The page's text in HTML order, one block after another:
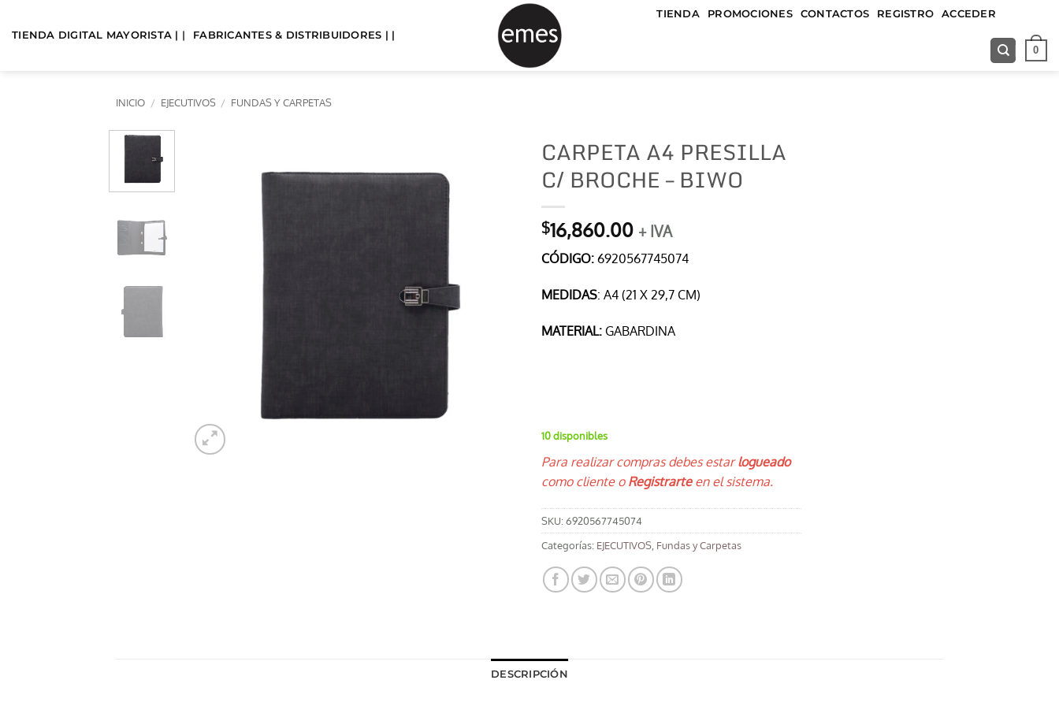
TIENDA DIGITAL MAYORISTA | | FABRICANTES & DISTRIBUIDORES | |
TIENDA PROMOCIONES CONTACTOS REGISTRO ACCEDER
0
INICIO / EJECUTIVOS / FUNDAS Y CARPETAS
CARPETA A4 PRESILLA
C/ BROCHE – BIWO
$16,860.00 + IVA
CÓDIGO: 6920567745074
MEDIDAS: A4 (21 X 29,7 CM)
MATERIAL: GABARDINA
10 disponibles
Para realizar compras debes estarlogueado
como cliente oRegistrarteen el sistema.
SKU:6920567745074
Categorías: EJECUTIVOS Fundas y Carpetas
DESCRIPCIÓN